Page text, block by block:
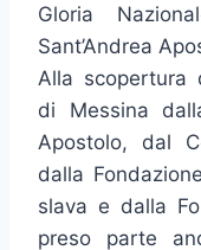
Gloria
Sant’Andrea
Alla scopertura
di Messina
Apostolo, dal
dalla
slava e dalla
preso parte